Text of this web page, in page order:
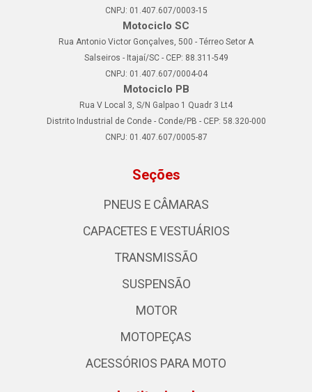
CNPJ: 01.407.607/0003-15
Motociclo SC
Rua Antonio Victor Gonçalves, 500 - Térreo Setor A
Salseiros - Itajaí/SC - CEP: 88.311-549
CNPJ: 01.407.607/0004-04
Motociclo PB
Rua V Local 3, S/N Galpao 1 Quadr 3 Lt4
Distrito Industrial de Conde - Conde/PB - CEP: 58.320-000
CNPJ: 01.407.607/0005-87
Seções
PNEUS E CÂMARAS
CAPACETES E VESTUÁRIOS
TRANSMISSÃO
SUSPENSÃO
MOTOR
MOTOPEÇAS
ACESSÓRIOS PARA MOTO